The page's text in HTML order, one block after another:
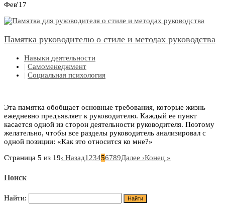
Фев'17
Памятка руководителю о стиле и методах руководства
Навыки деятельности
| Самоменеджмент
| Социальная психология
Эта памятка обобщает основные требования, которые жизнь
ежедневно предъявляет к руководителю. Каждый ее пункт
касается одной из сторон деятельности руководителя. Поэтому
желательно, чтобы все разделы руководитель анализировал с
одной позиции: «Как это относится ко мне?»
Страница 5 из 19‹ Назад123456789Далее ›Конец »
Поиск
Найти: